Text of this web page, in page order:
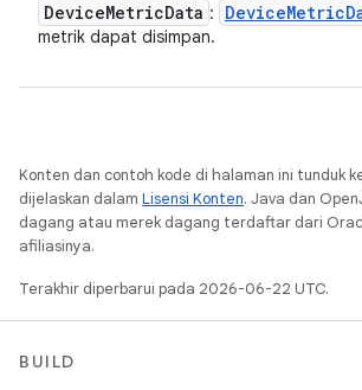
DeviceMetricData : DeviceMetric
metrik dapat disimpan.
Konten dan contoh kode di halaman ini tunduk
dijelaskan dalam Lisensi Konten. Java dan
dagang atau merek dagang terdaftar dari
afiliasinya.
Terakhir diperbarui pada 2026-06-22 UTC.
BUILD